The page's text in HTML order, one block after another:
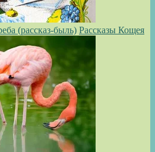
(рассказ-быль) Рассказы Кощея